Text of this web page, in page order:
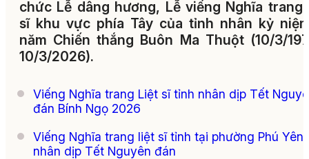
chức Lễ dâng hương, Lễ viếng Nghĩa trang
sĩ khu vực phía Tây của tỉnh nhân kỷ
năm Chiến thắng Buôn Ma Thuột (10/3/
10/3/2026).
Viếng Nghĩa trang Liệt sĩ tỉnh nhân dịp Tết
đán Bính Ngọ 2026
Viếng Nghĩa trang liệt sĩ tỉnh tại phường Phú Yên
nhân dịp Tết Nguyên đán